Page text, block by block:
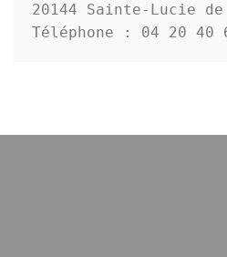
20144 Sainte-Lucie
Téléphone : 04 20 40